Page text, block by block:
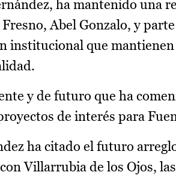
ha mantenido una
Abel Gonzalo, y
institucional que
y de futuro que ha
de interés para
ha citado el futuro
Villarrubia de los Ojos,